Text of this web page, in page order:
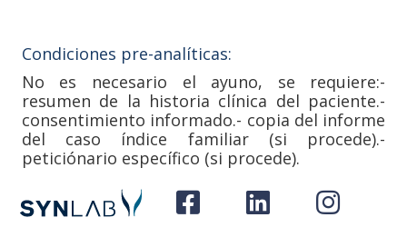
Condiciones pre-analíticas:
No es necesario el ayuno, se requiere:-
resumen de la historia clínica del paciente.-
consentimiento informado.- copia del informe
del caso índice familiar (si procede).-
peticiónario específico (si procede).